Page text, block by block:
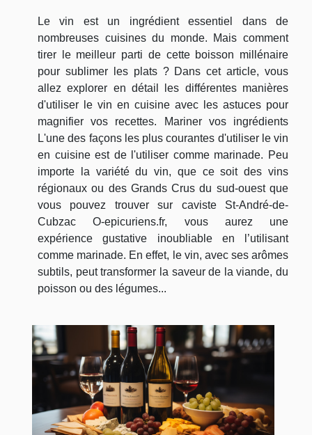
Le vin est un ingrédient essentiel dans de
nombreuses cuisines du monde. Mais comment
tirer le meilleur parti de cette boisson millénaire
pour sublimer les plats ? Dans cet article, vous
allez explorer en détail les différentes manières
d'utiliser le vin en cuisine avec les astuces pour
magnifier vos recettes. Mariner vos ingrédients
L'une des façons les plus courantes d'utiliser le vin
en cuisine est de l'utiliser comme marinade. Peu
importe la variété du vin, que ce soit des vins
régionaux ou des Grands Crus du sud-ouest que
vous pouvez trouver sur caviste St-André-de-
Cubzac O-epicuriens.fr, vous aurez une
expérience gustative inoubliable en l’utilisant
comme marinade. En effet, le vin, avec ses arômes
subtils, peut transformer la saveur de la viande, du
poisson ou des légumes...